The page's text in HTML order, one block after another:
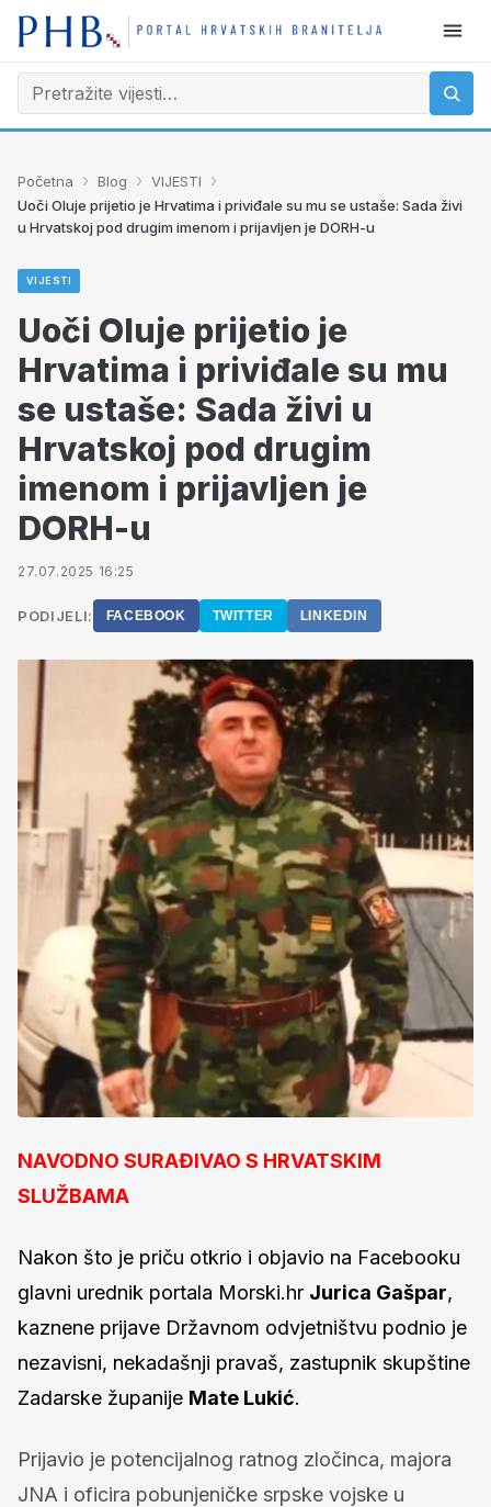
Početna › Blog › VIJESTI ›
Uoči Oluje prijetio je Hrvatima i priviđale su mu se ustaše: Sada živi
u Hrvatskoj pod drugim imenom i prijavljen je DORH-u
VIJESTI
Uoči Oluje prijetio je
Hrvatima i priviđale su mu
se ustaše: Sada živi u
Hrvatskoj pod drugim
imenom i prijavljen je
DORH-u
27.07.2025 16:25
PODIJELI: FACEBOOK TWITTER LINKEDIN
NAVODNO SURAĐIVAO S HRVATSKIM
SLUŽBAMA
Nakon što je priču otkrio i objavio na Facebooku
glavni urednik portala Morski.hr Jurica Gašpar,
kaznene prijave Državnom odvjetništvu podnio je
nezavisni, nekadašnji pravaš, zastupnik skupštine
Zadarske županije Mate Lukić.
Prijavio je potencijalnog ratnog zločinca, majora
JNA i oficira pobunjeničke srpske vojske u